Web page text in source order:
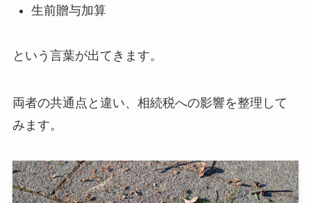
生前贈与加算
という言葉が出てきます。
両者の共通点と違い、相続税への影響を整理して
みます。